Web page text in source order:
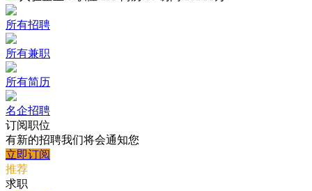
所有招聘
所有兼职
所有简历
名企招聘
订阅职位
有新的招聘我们将会通知您
立即订阅
推荐
求职